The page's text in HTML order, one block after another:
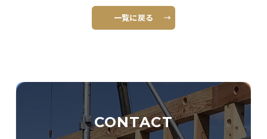
一覧に戻る
CONTACT